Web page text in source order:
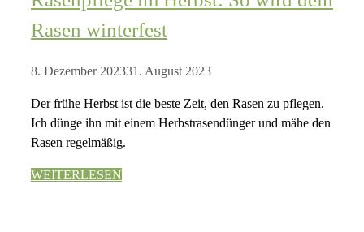
Rasen winterfest
8. Dezember 202331. August 2023
Der frühe Herbst ist die beste Zeit, den Rasen zu pflegen.
Ich dünge ihn mit einem Herbstrasendünger und mähe den
Rasen regelmäßig.
WEITERLESEN